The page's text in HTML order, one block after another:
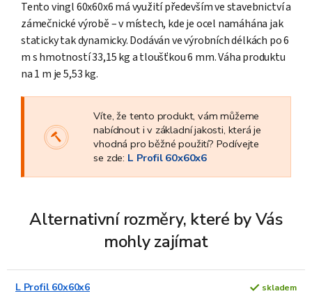
Tento vingl 60x60x6 má využití především ve stavebnictví a
zámečnické výrobě – v místech, kde je ocel namáhána jak
staticky tak dynamicky. Dodáván ve výrobních délkách po 6
m s hmotností 33,15 kg a tloušťkou 6 mm. Váha produktu
na 1 m je 5,53 kg.
Víte, že tento produkt, vám můžeme
nabídnout i v základní jakosti, která je
vhodná pro běžné použití? Podívejte
se zde: L Profil 60x60x6
Alternativní rozměry, které by Vás
mohly zajímat
L Profil 60x60x6 skladem